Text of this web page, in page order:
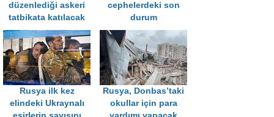
düzenlediği askeri
tatbikata katılacak
cephelerdeki son
durum
Rusya ilk kez
elindeki Ukraynalı
Rusya, Donbas’taki
okullar için para